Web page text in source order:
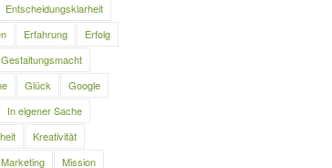
Entscheidungsklarheit
Erfahrung
Erfolg
Gestaltungsmacht
Glück
Google
In eigener Sache
Kreativität
Marketing Mission